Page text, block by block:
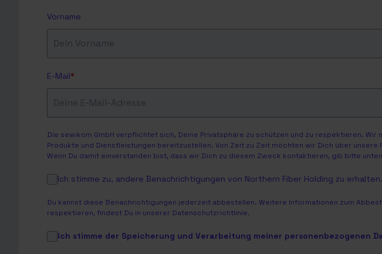
Vorname
E-Mail*
Die sewikom GmbH verpflichtet sich, Deine Privatsphäre zu schützen und zu respektieren.
Produkte und Dienstleistungen bereitzustellen. Von Zeit zu Zeit möchten wir Dich über
Wenn Du damit einverstanden bist, dass wir Dich zu diesem Zweck kontaktieren, gib bitte
Ich stimme zu, andere Benachrichtigungen von Northern Fiber Holding zu erhalten.
Du kannst diese Benachrichtigungen jederzeit abbestellen. Weitere Informationen zum
respektieren, findest Du in unserer Datenschutzrichtlinie.
Ich stimme der Speicherung und Verarbeitung meiner personenbezogenen